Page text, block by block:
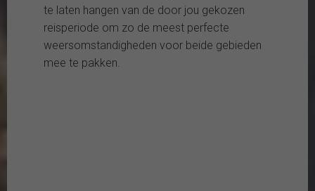
te laten hangen van de door jou gekozen
reisperiode om zo de meest perfecte
weersomstandigheden voor beide gebieden
mee te pakken.